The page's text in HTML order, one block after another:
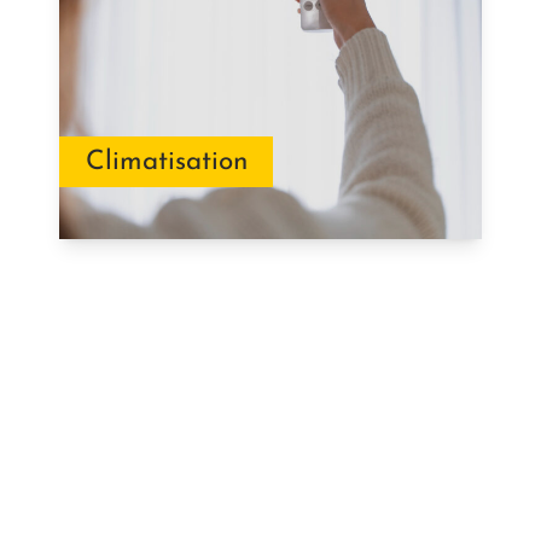
Climatisation